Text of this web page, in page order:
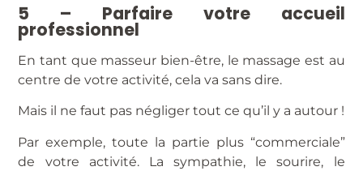
5 – Parfaire votre accueil
professionnel
En tant que masseur bien-être, le massage est au
centre de votre activité, cela va sans dire.
Mais il ne faut pas négliger tout ce qu’il y a autour !
Par exemple, toute la partie plus “commerciale”
de votre activité. La sympathie, le sourire, le